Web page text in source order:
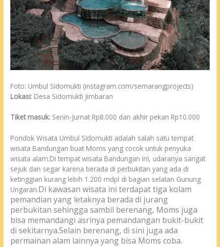
Foto: Umbul Sidomukti (instagram.com/semarangprojects)
Lokasi: Desa Sidomukti Jimbaran
Tiket masuk: Senin-Jumat Rp8.000 dan akhir pekan Rp10.000
Pondok Wisata Umbul Sidomukti adalah salah satu tempat
wisata Bandungan buat Moms yang cocok untuk penyuka
wisata alam.Di tempat wisata Bandungan ini, udaranya sangat
sejuk dan segar karena berada di perbukitan yang ada di
ketinggian kurang lebih 1.200 mdpl di bagian selatan Gunung
Ungaran.Di kawasan wisata ini terdapat tiga kolam
pemandian yang letaknya berada di jurang
perbukitan sehingga sambil berenang, Moms juga
bisa memandangi asrinya pemandangan bukit-bukit
di sekitarnya.Selain berenang, di sini juga ada
permainan alam lainnya yang bisa Moms coba.